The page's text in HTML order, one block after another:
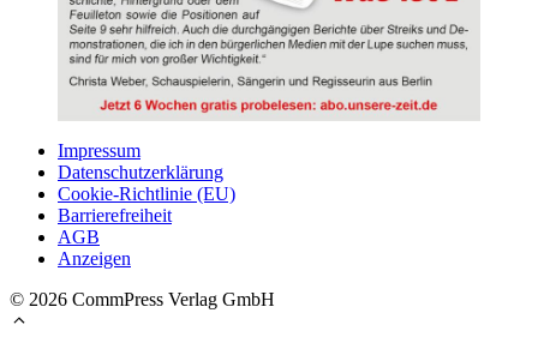
Impressum
Datenschutzerklärung
Cookie-Richtlinie (EU)
Barrierefreiheit
AGB
Anzeigen
© 2026 CommPress Verlag GmbH